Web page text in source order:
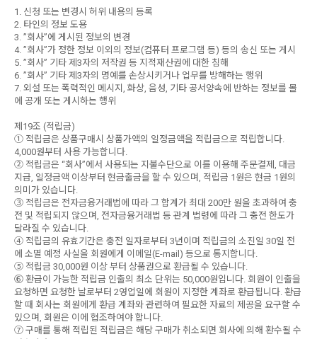
1. 신청 또는 변경시 허위 내용의 등록
2. 타인의 정보 도용
3. ”회사”에 게시된 정보의 변경
4. ”회사”가 정한 정보 이외의 정보(컴퓨터 프로그램 등) 등의 송신 또는 게시
5. ”회사” 기타 제3자의 저작권 등 지적재산권에 대한 침해
6. ”회사” 기타 제3자의 명예를 손상시키거나 업무를 방해하는 행위
7. 외설 또는 폭력적인 메시지, 화상, 음성, 기타 공서양속에 반하는 정보를 몰
에 공개 또는 게시하는 행위
제19조 (적립금)
① 적립금은 상품구매시 상품가액의 일정금액을 적립금으로 적립합니다.
4,000원부터 사용 가능합니다.
② 적립금은 “회사”에서 사용되는 지불수단으로 이를 이용해 주문결제, 대금
지급, 일정금액 이상부터 현금출금을 할 수 있으며, 적립금 1원은 현금 1원의
의미가 있습니다.
③ 적립금은 전자금융거래법에 따라 그 합계가 최대 200만 원을 초과하여 충
전 및 적립되지 않으며, 전자금융거래법 등 관계 법령에 따라 그 충전 한도가
달라질 수 있습니다.
④ 적립금의 유효기간은 충전 일자로부터 3년이며 적립금의 소진일 30일 전
에 소멸 예정 사실을 회원에게 이메일(E-mail) 등으로 통지합니다.
⑤ 적립금 30,000원 이상 부터 상품권으로 환급될 수 있습니다.
⑥ 환급이 가능한 적립금 인출의 최소 단위는 50,000원입니다. 회원이 인출을
요청하면 요청한 날로부터 2영업일에 회원이 지정한 계좌로 환급됩니다. 환급
할 때 회사는 회원에게 환급 계좌와 관련하여 필요한 자료의 제공을 요구할 수
있으며, 회원은 이에 협조하여야 합니다.
⑦ 구매를 통해 적립된 적립금은 해당 구매가 취소되면 회사에 의해 환수될 수